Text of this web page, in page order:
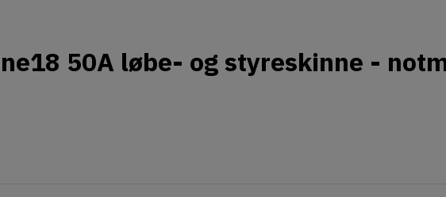
50A løbe- og styreskinne -